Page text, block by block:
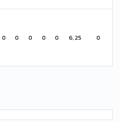
0 0 0 0 0 6,25 0